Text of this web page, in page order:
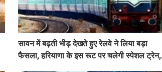
सावन में बढ़ती भीड़ देखते हुए रेलवे ने लिया बड़ा
फैसला, हरियाणा के इस रूट पर चलेगी स्पेशल ट्रेन,